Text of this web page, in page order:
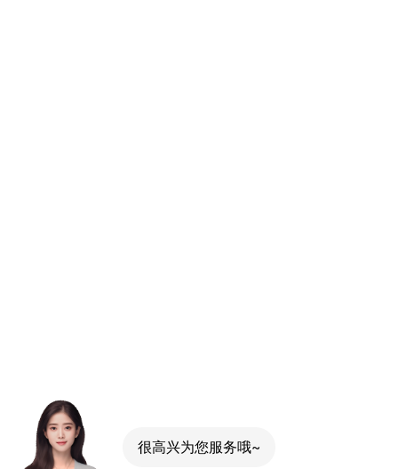
很高兴为您服务哦~